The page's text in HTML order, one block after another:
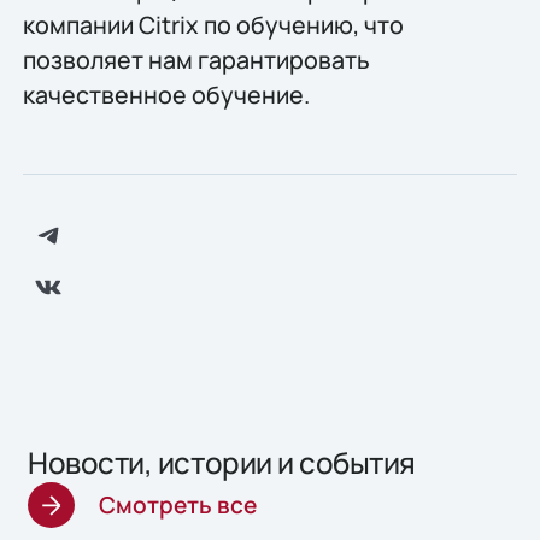
компании Citrix по обучению, что
позволяет нам гарантировать
качественное обучение.
Новости, истории и события
Смотреть все